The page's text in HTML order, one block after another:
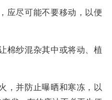
应尽可能不要移动，以便
棉纱混杂其中或将动、植
，并防止曝晒和寒冻，以